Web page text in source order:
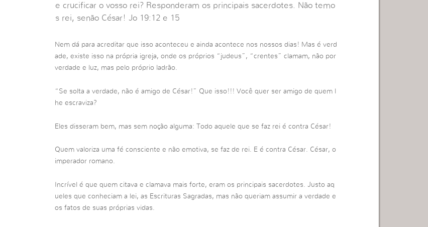
e crucificar o vosso rei? Responderam os principais sacerdotes. Não temo
s rei, senão César! Jo 19:12 e 15
Nem dá para acreditar que isso aconteceu e ainda acontece nos nossos dias! Mas é verd
ade, existe isso na própria igreja, onde os próprios “judeus”, “crentes” clamam, não por
verdade e luz, mas pelo próprio ladrão.
“Se solta a verdade, não é amigo de César!” Que isso!!! Você quer ser amigo de quem l
he escraviza?
Eles disseram bem, mas sem noção alguma: Todo aquele que se faz rei é contra César!
Quem valoriza uma fé consciente e não emotiva, se faz de rei. E é contra César. César, o
imperador romano.
Incrível é que quem citava e clamava mais forte, eram os principais sacerdotes. Justo aq
ueles que conheciam a lei, as Escrituras Sagradas, mas não queriam assumir a verdade e
os fatos de suas próprias vidas.